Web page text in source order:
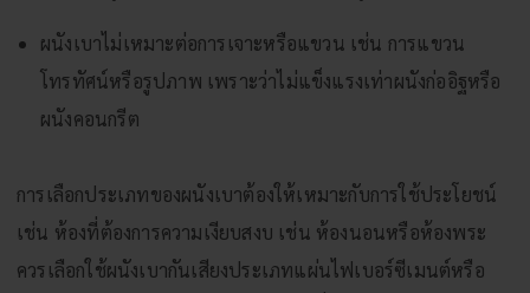
ผนังเบาไม่เหมาะต่อการเจาะหรือแขวน เช่น การแขวน
โทรทัศน์หรือรูปภาพ เพราะว่าไม่แข็งแรงเท่าผนังก่ออิฐหรือ
ผนังคอนกรีต
การเลือกประเภทของผนังเบาต้องให้เหมาะกับการใช้ประโยชน์
เช่น ห้องที่ต้องการความเงียบสงบ เช่น ห้องนอนหรือห้องพระ
ควรเลือกใช้ผนังเบากันเสียงประเภทแผ่นไฟเบอร์ซีเมนต์หรือ